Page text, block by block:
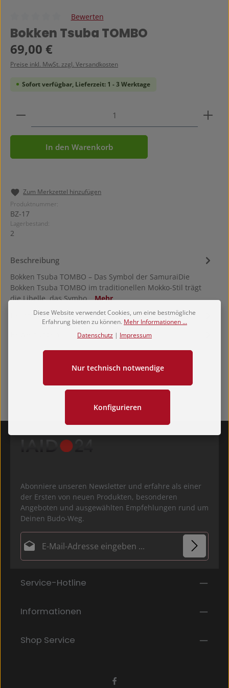
Durchschnittliche Bewertung von 0 von 5 Sternen
Bewerten
Bokken Tsuba TOMBO
Regulärer Preis:
69,00 €
Preise inkl. MwSt. zzgl. Versandkosten
Sofort verfügbar, Lieferzeit: 1 - 3 Werktage
Produkt Anzahl: Gib den gewünschten Wert ein
In den Warenkorb
Zum Merkzettel hinzufügen
Produktnummer:
BZ-17
Lagerbestand:
2
Beschreibung
Bokken Tsuba TOMBO – Das Symbol der SamuraiDie
Bokken Tsuba TOMBO im traditionellen Mokko-Stil trägt
die Libelle, das Symbo…Mehr
Hersteller
Abonniere unseren Newsletter und erfahre als einer
der Ersten von neuen Produkten, besonderen
Angeboten und ausgewählten Empfehlungen rund um
Deinen Budo-Weg.
E-Mail-Adresse*
Ich habe dieDatenschutzbestimmungen
mit ihnen einverstanden.
Die mit einem Stern (*) markierten Felder sind
Pflichtfelder.
Service-Hotline
Informationen
Shop Service
Diese Website verwendet Cookies, um eine bestmögliche
Erfahrung bieten zu können. Mehr Informationen ...
Datenschutz | Impressum
Nur technisch notwendige
Konfigurieren